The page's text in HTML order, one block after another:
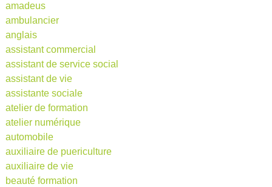
amadeus
ambulancier
anglais
assistant commercial
assistant de service social
assistant de vie
assistante sociale
atelier de formation
atelier numérique
automobile
auxiliaire de puericulture
auxiliaire de vie
beauté formation